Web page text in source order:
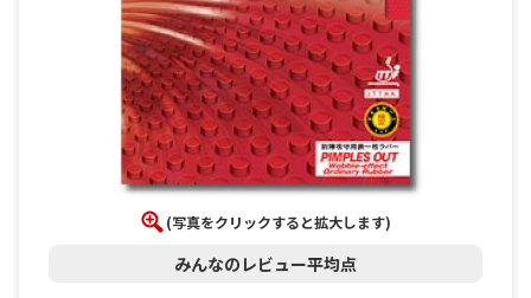
(写真をクリックすると拡大します)
みんなのレビュー平均点